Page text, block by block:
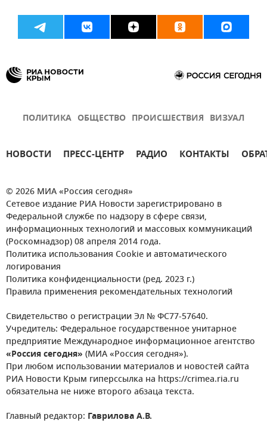
ПОЛИТИКА ОБЩЕСТВО ПРОИСШЕСТВИЯ ВИЗУАЛ
НОВОСТИ ПРЕСС-ЦЕНТР РАДИО КОНТАКТЫ
© 2026 МИА «Россия сегодня»
Сетевое издание РИА Новости зарегистрировано в
Федеральной службе по надзору в сфере связи,
информационных технологий и массовых коммуникаций
(Роскомнадзор) 08 апреля 2014 года.
Политика использования Cookie и автоматического
логирования
Политика конфиденциальности (ред. 2023 г.)
Правила применения рекомендательных технологий
Свидетельство о регистрации Эл № ФС77-57640.
Учредитель: Федеральное государственное унитарное
предприятие Международное информационное агентство
«Россия сегодня» (МИА «Россия сегодня»).
При любом использовании материалов и новостей сайта
РИА Новости Крым гиперссылка на https://crimea.ria.ru
обязательна не ниже второго абзаца текста.
Главный редактор: Гаврилова А.В.